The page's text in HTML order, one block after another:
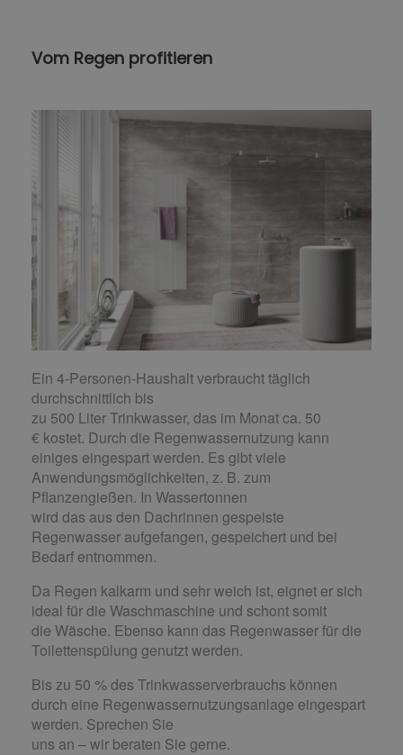
Vom Regen profitieren
Ein 4-Personen-Haushalt verbraucht täglich
durchschnittlich bis
zu 500 Liter Trinkwasser, das im Monat ca. 50
€ kostet. Durch die Regenwassernutzung kann
einiges eingespart werden. Es gibt viele
Anwendungsmöglichkeiten, z. B. zum
Pflanzengießen. In Wassertonnen
wird das aus den Dachrinnen gespeiste
Regenwasser aufgefangen, gespeichert und bei
Bedarf entnommen.
Da Regen kalkarm und sehr weich ist, eignet er sich
ideal für die Waschmaschine und schont somit
die Wäsche. Ebenso kann das Regenwasser für die
Toilettenspülung genutzt werden.
Bis zu 50 % des Trinkwasserverbrauchs können
durch eine Regenwassernutzungsanlage eingespart
werden. Sprechen Sie
uns an – wir beraten Sie gerne.